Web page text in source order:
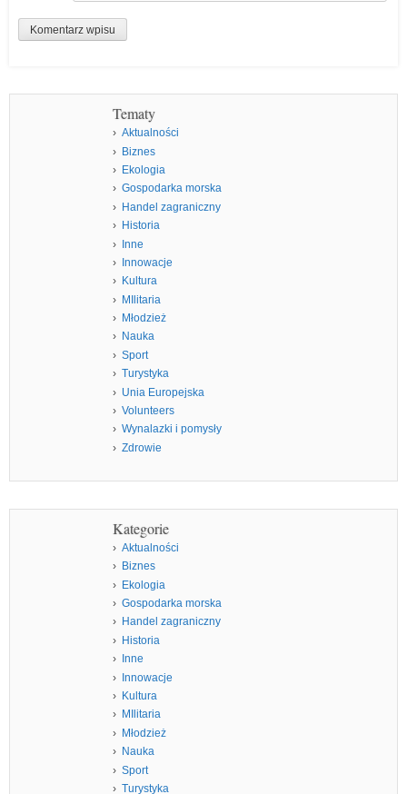
Tematy
Aktualności
Biznes
Ekologia
Gospodarka morska
Handel zagraniczny
Historia
Inne
Innowacje
Kultura
MIlitaria
Młodzież
Nauka
Sport
Turystyka
Unia Europejska
Volunteers
Wynalazki i pomysły
Zdrowie
Kategorie
Aktualności
Biznes
Ekologia
Gospodarka morska
Handel zagraniczny
Historia
Inne
Innowacje
Kultura
MIlitaria
Młodzież
Nauka
Sport
Turystyka